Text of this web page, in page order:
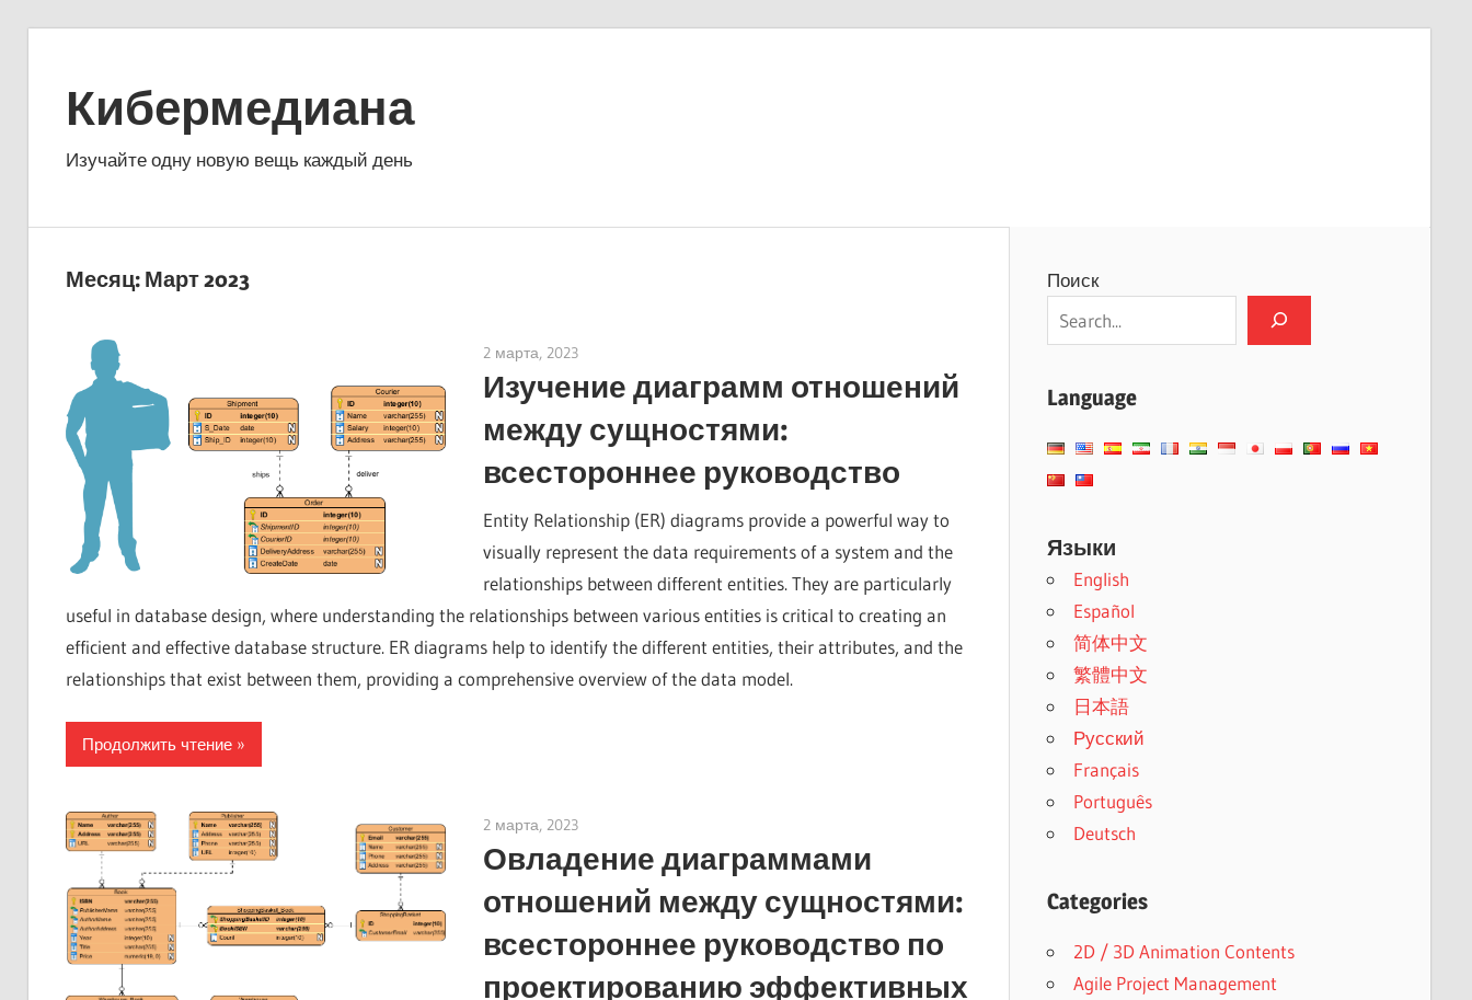
содержимому
Кибермедиана
Изучайте одну новую вещь каждый день
Месяц: Март 2023
2 марта, 2023
Изучение диаграмм отношений
между сущностями:
всестороннее руководство
Entity Relationship (ER) diagrams provide a powerful way to
visually represent the data requirements of a system and the
relationships between different entities. They are particularly
useful in database design, where understanding the relationships between various entities is critical to creating an
efficient and effective database structure. ER diagrams help to identify the different entities, their attributes, and the
relationships that exist between them, providing a comprehensive overview of the data model.
Продолжить чтение
2 марта, 2023
Овладение диаграммами
отношений между сущностями:
всестороннее руководство по
проектированию эффективных
Поиск
Language
Языки
English
Español
简体中文
繁體中文
日本語
Русский
Français
Português
Deutsch
Categories
2D / 3D Animation Contents
Agile Project Management